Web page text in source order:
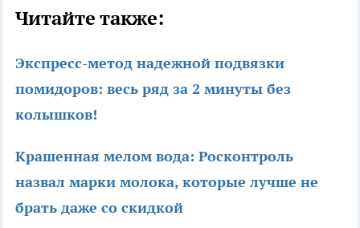
Читайте также:
Экспресс-метод надежной подвязки
помидоров: весь ряд за 2 минуты без
колышков!
Крашенная мелом вода: Росконтроль
назвал марки молока, которые лучше не
брать даже со скидкой